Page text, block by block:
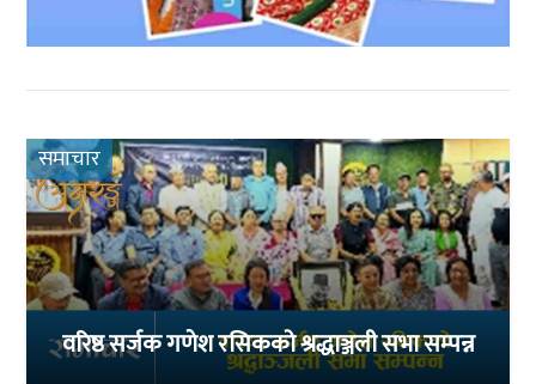
समाचार
वरिष्ठ सर्जक गणेश रसिकको श्रद्धाञ्जली सभा सम्पन्न